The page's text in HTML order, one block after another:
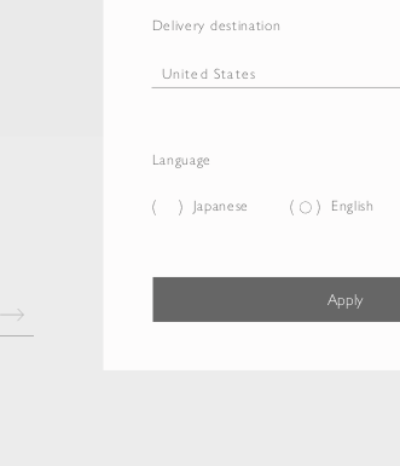
Delivery destination
Language
Japanese English
Apply